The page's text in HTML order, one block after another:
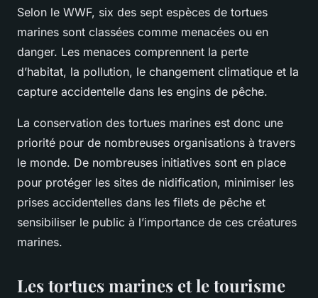
Selon le WWF, six des sept espèces de tortues
marines sont classées comme menacées ou en
danger. Les menaces comprennent la perte
d’habitat, la pollution, le changement climatique et la
capture accidentelle dans les engins de pêche.
La conservation des tortues marines est donc une
priorité pour de nombreuses organisations à travers
le monde. De nombreuses initiatives sont en place
pour protéger les sites de nidification, minimiser les
prises accidentelles dans les filets de pêche et
sensibiliser le public à l’importance de ces créatures
marines.
Les tortues marines et le tourisme